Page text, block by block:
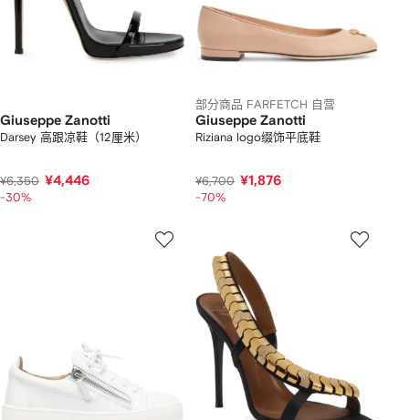
Giuseppe Zanotti
Darsey 高跟凉鞋（12厘米）
¥6,350 ¥4,446
-30%
部分商品 FARFETCH 自营
Giuseppe Zanotti
Riziana logo缀饰平底鞋
¥6,700 ¥1,876
-70%